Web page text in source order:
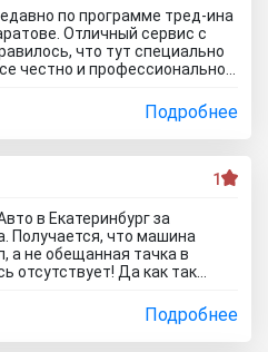
по программе тред-ина
Отличный сервис с
что тут специально
честно и профессионально.
тут в салоне. Для
возиться не надо. Сделали
цену. Теперь буду
не сомневаюсь , что быстро
профессионалы.
Подробнее
1
в Екатеринбург за
Получается, что машина
а не обещанная тачка в
отсутствует! Да как так
потому что мне такой
авто я могу купить и с рук и
Сожаления только о
Подробнее